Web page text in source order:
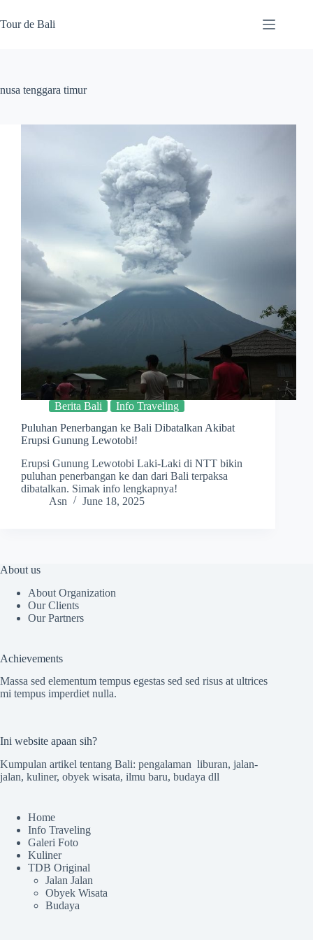
to
content
Tour de Bali
nusa tenggara timur
Berita Bali
Info Traveling
Puluhan Penerbangan ke Bali Dibatalkan Akibat
Erupsi Gunung Lewotobi!
Erupsi Gunung Lewotobi Laki-Laki di NTT bikin
puluhan penerbangan ke dan dari Bali terpaksa
dibatalkan. Simak info lengkapnya!
Asn
June 18, 2025
About us
About Organization
Our Clients
Our Partners
Achievements
Massa sed elementum tempus egestas sed sed risus at ultrices
mi tempus imperdiet nulla.
Ini website apaan sih?
Kumpulan artikel tentang Bali: pengalaman liburan, jalan-
jalan, kuliner, obyek wisata, ilmu baru, budaya dll
Home
Info Traveling
Galeri Foto
Kuliner
TDB Original
Jalan Jalan
Obyek Wisata
Budaya